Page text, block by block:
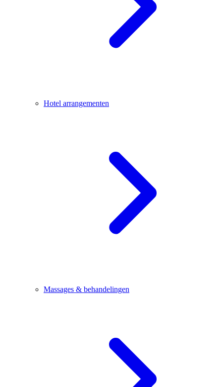
Hotel arrangementen
Massages & behandelingen